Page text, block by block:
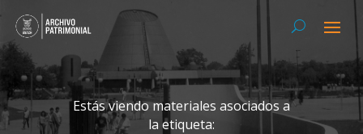
Estás viendo materiales asociados a
la etiqueta: